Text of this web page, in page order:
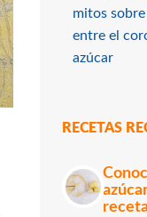
mitos
entre el
azúcar
RECETAS